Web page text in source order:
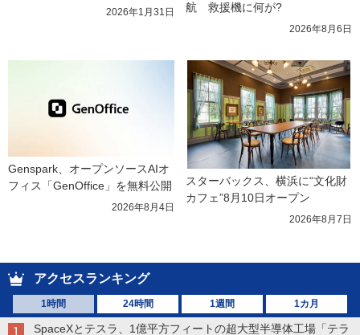
2026年1月31日
航　救援機に何が?
2026年8月6日
Genspark、オープンソースAIオ
フィス「GenOffice」を無料公開
2026年8月4日
スターバックス、横浜に“文化財
カフェ”8月10日オープン
2026年8月7日
アクセスランキング
1時間 24時間 1週間 1カ月
SpaceXとテスラ、1億平方フィートの超大型半導体工場「テラ